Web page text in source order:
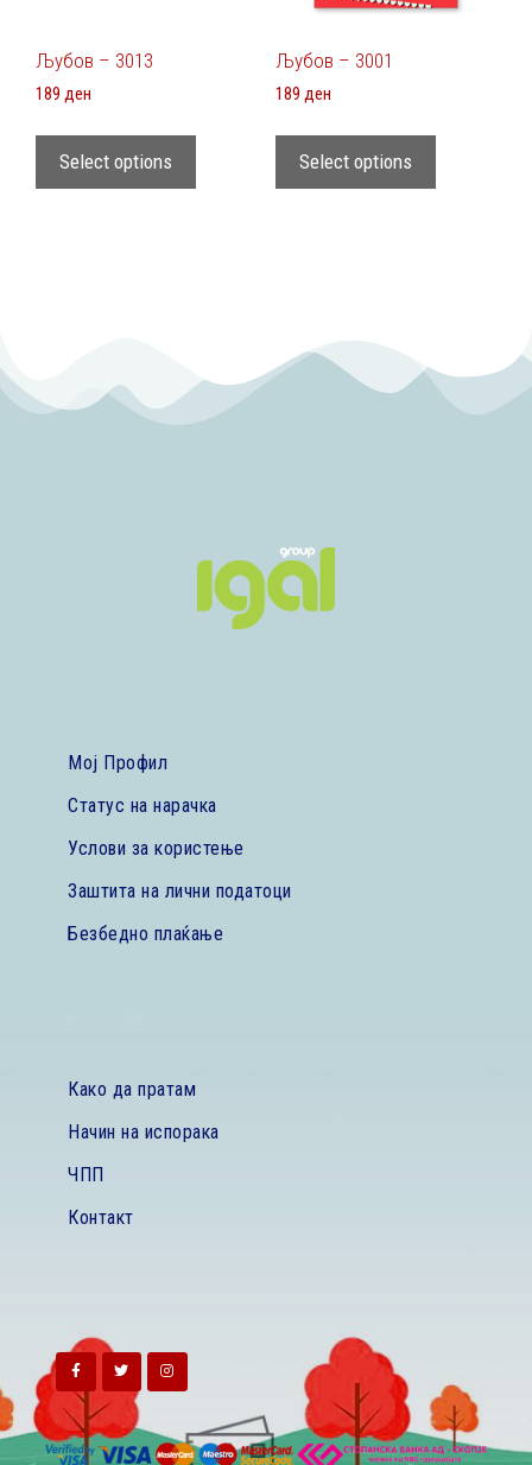
Љубов – 3013
189 ден
Select options
Љубов – 3001
189 ден
Select options
Мој Профил
Статус на нарачка
Услови за користење
Заштита на лични податоци
Безбедно плаќање
Како да пратам
Начин на испорака
ЧПП
Контакт